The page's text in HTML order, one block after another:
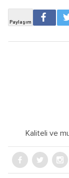
Kaliteli ve